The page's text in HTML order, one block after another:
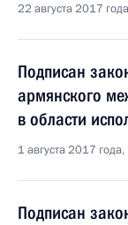
22 августа 2017
Подписан
армянского
в области
1 августа 2017
Подписан